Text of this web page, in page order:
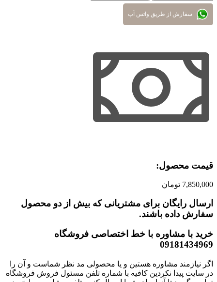
سفارش از طریق واتس آپ
قیمت محصول:​
7,850,000 تومان
ارسال رایگان برای مشتریانی که بیش از دو محصول
سفارش داده باشند.​
خرید با مشاوره با خط اختصاصی فروشگاه
09181434969
اگر نیازمند مشاوره هستین و یا محصولی مد نظر شماست و آن را
در سایت پیدا نکردین کافیه با شماره تلفن مسئول فروش فروشگاه